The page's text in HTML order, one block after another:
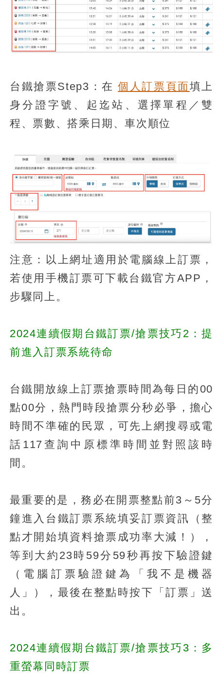
台鐵搶票Step3：在個人訂票頁面填上
身分證字號、起迄站、選擇單程／雙
程、票數、搭乘日期、車次順位
注意：以上網址適用於電腦線上訂票，
若使用手機訂票可下載台鐵官方APP，
步驟同上。
2024連續假期台鐵訂票/搶票技巧2：提
前進入訂票系統待命
台鐵開放線上訂票搶票時間為每日的00
點00分，熱門時段搶票分秒必爭，擔心
時間不準確的民眾，可先上網搜尋或電
話117查詢中原標準時間並對照該時
間。
最重要的是，務必在開票整點前3～5分
鐘進入台鐵訂票系統填妥訂票資訊（整
點才開始填資料搶票成功率大減！），
等到大約23時59分59秒再按下驗證鍵
（電腦訂票驗證鍵為「我不是機器
人」），最後在整點時按下「訂票」送
出。
2024連續假期台鐵訂票/搶票技巧3：多
重螢幕同時訂票